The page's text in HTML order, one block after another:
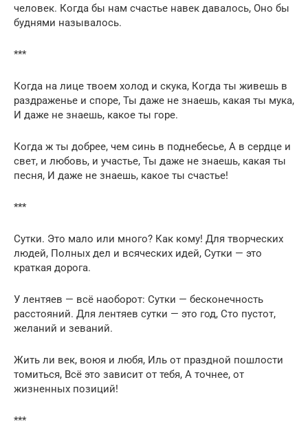
человек. Когда бы нам счастье навек давалось, Оно бы
буднями называлось.
***
Когда на лице твоем холод и скука, Когда ты живешь в
раздраженье и споре, Ты даже не знаешь, какая ты мука,
И даже не знаешь, какое ты горе.
Когда ж ты добрее, чем синь в поднебесье, А в сердце и
свет, и любовь, и участье, Ты даже не знаешь, какая ты
песня, И даже не знаешь, какое ты счастье!
***
Сутки. Это мало или много? Как кому! Для творческих
людей, Полных дел и всяческих идей, Сутки — это
краткая дорога.
У лентяев — всё наоборот: Сутки — бесконечность
расстояний. Для лентяев сутки — это год, Сто пустот,
желаний и зеваний.
Жить ли век, воюя и любя, Иль от праздной пошлости
томиться, Всё это зависит от тебя, А точнее, от
жизненных позиций!
***